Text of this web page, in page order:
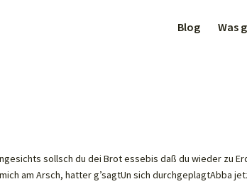
Blog Was
sollsch du dei Brot essebis daß du wieder zu
am Arsch, hatter g’sagtUn sich durchgeplagtAbba